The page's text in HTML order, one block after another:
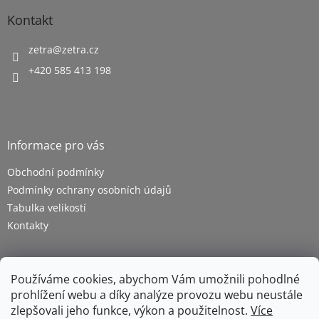
Používáme cookies, abychom Vám umožnili pohodlné
prohlížení webu a díky analýze provozu webu neustále
zlepšovali jeho funkce, výkon a použitelnost. Více
Kontakt
zetra@zetra.cz
+420 585 413 198
Informace pro vás
Obchodní podmínky
Podmínky ochrany osobních údajů
Tabulka velikostí
Kontakty